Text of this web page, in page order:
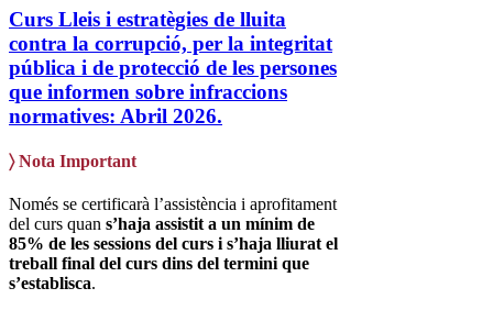
Curs Lleis i estratègies de lluita
contra la corrupció, per la integritat
pública i de protecció de les persones
que informen sobre infraccions
normatives: Abril 2026.
〉Nota Important
Només se certificarà l’assistència i aprofitament
del curs quan s’haja assistit a un mínim de
85% de les sessions del curs i s’haja lliurat el
treball final del curs dins del termini que
s’establisca.